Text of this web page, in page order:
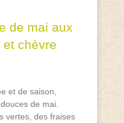
de mai aux
chèvre
et de saison,
de mai.
vertes, des fraises